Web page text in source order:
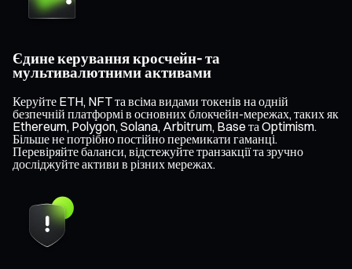
Єдине керування кросчейн- та
мультивалютними активами
Керуйте ETH, NFT та всіма видами токенів на одній
безпечній платформі в основних блокчейн-мережах, таких як
Ethereum, Polygon, Solana, Arbitrum, Base та Optimism.
Більше не потрібно постійно перемикати гаманці.
Перевіряйте баланси, відстежуйте транзакції та зручно
досліджуйте активи в різних мережах.